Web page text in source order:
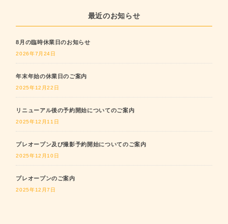
最近のお知らせ
8月の臨時休業日のお知らせ
2026年7月24日
年末年始の休業日のご案内
2025年12月22日
リニューアル後の予約開始についてのご案内
2025年12月11日
プレオープン及び撮影予約開始についてのご案内
2025年12月10日
プレオープンのご案内
2025年12月7日